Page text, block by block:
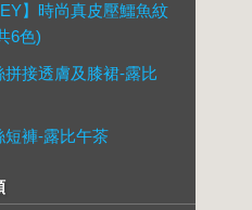
】時尚真皮壓鱷魚紋
6色)
拼接透膚及膝裙-露比
短褲-露比午茶